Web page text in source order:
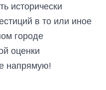
исторически
в то или иное
городе
оценки
напрямую!